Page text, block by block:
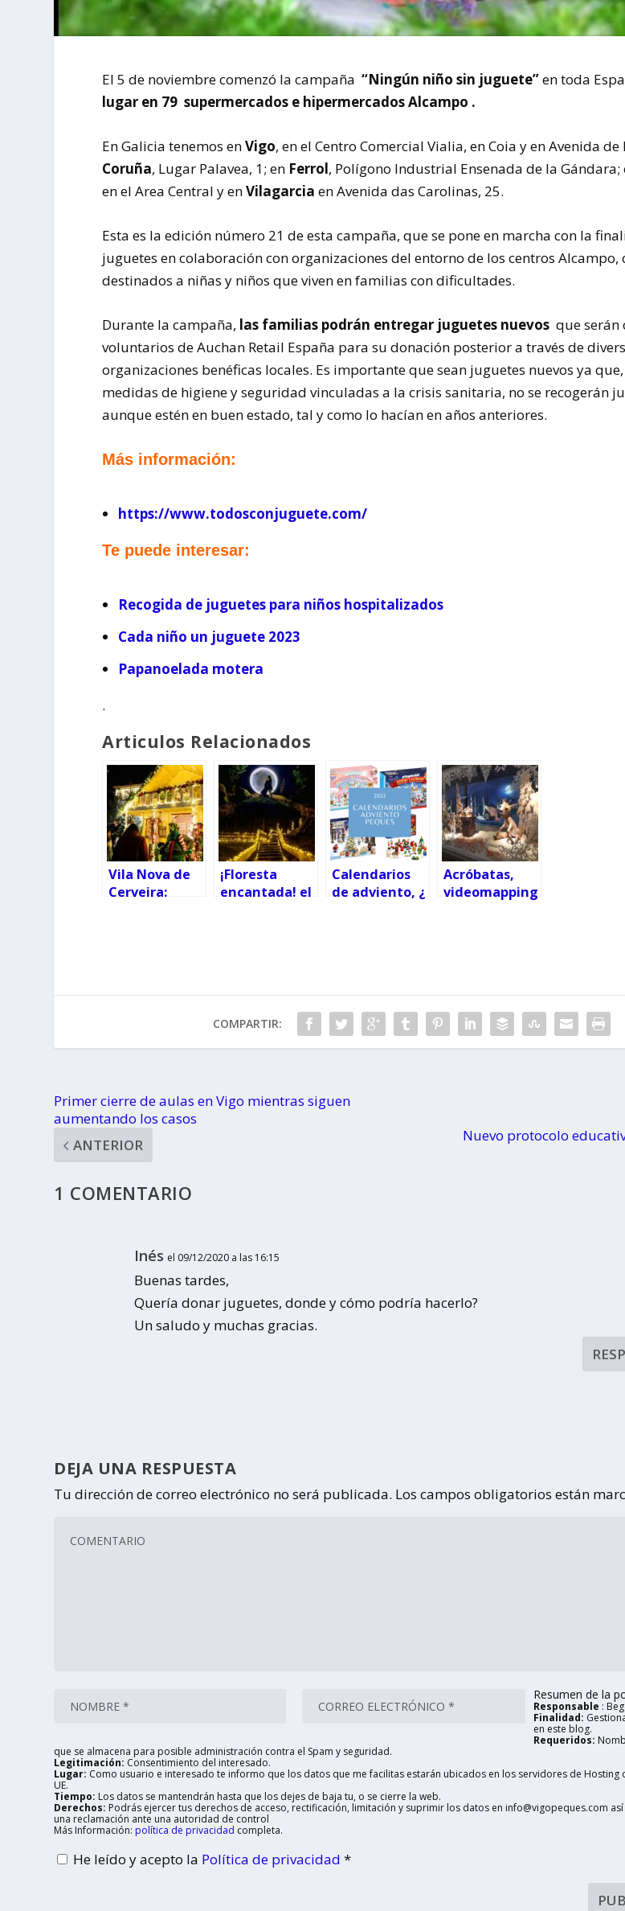
El 5 de noviembre comenzó la campaña “Ningún niño sin juguete”en toda
lugar en 79 supermercados e hipermercados Alcampo .
En Galicia tenemos enVigo, en el Centro Comercial Vialia, en Coia y en Avenida
Coruña, Lugar Palavea, 1; en Ferrol, Polígono Industrial Ensenada de la Gándara;
en el Area Central y enVilagarcia en Avenida das Carolinas, 25.
Esta es la edición número 21 de esta campaña, que se pone en marcha con la
juguetes en colaboración con organizaciones del entorno de los centros Alcampo,
destinados a niñas y niños que viven en familias con dificultades.
Durante la campaña, las familias podrán entregar juguetes nuevos que serán
voluntarios de Auchan Retail España para su donación posterior a través de
organizaciones benéficas locales. Es importante que sean juguetes nuevos ya
medidas de higiene y seguridad vinculadas a la crisis sanitaria, no se recogerán
aunque estén en buen estado, tal y como lo hacían en años anteriores.
Más información:
https://www.todosconjuguete.com/
Te puede interesar:
Recogida de juguetes para niños hospitalizados
Cada niño un juguete 2023
Papanoelada motera
.
Articulos Relacionados
Vila Nova de
Cerveira:
¡Floresta
encantada! el
Calendarios
de adviento, ¿
Acróbatas,
videomapping
COMPARTIR:
Primer cierre de aulas en Vigo mientras siguen
aumentando los casos
ANTERIOR
Nuevo protocolo
1 COMENTARIO
Inés el 09/12/2020 a las 16:15
Buenas tardes,
Quería donar juguetes, donde y cómo podría hacerlo?
Un saludo y muchas gracias.
DEJA UNA RESPUESTA
Tu dirección de correo electrónico no será publicada. Los campos obligatorios están
Resumen de la
Responsable :
Finalidad:
en este blog.
Requeridos:
que se almacena para posible administración contra el Spam y seguridad.
Legitimación: Consentimiento del interesado.
Lugar: Como usuario e interesado te informo que los datos que me facilitas estarán ubicados en los servidores de
UE.
Tiempo: Los datos se mantendrán hasta que los dejes de baja tu, o se cierre la web.
Derechos: Podrás ejercer tus derechos de acceso, rectificación, limitación y suprimir los datos en info@vigopeques.com
una reclamación ante una autoridad de control
Más Información: política de privacidad completa.
He leído y acepto la Política de privacidad*